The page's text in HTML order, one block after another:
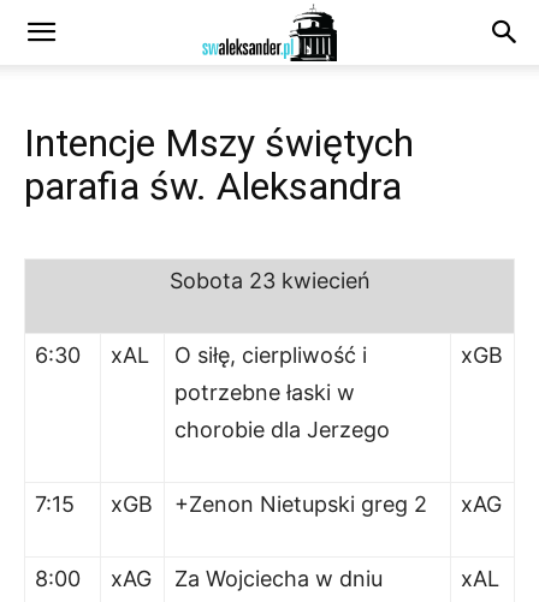
Intencje Mszy świętych
parafia św. Aleksandra
Sobota 23 kwiecień
6:30 xAL
O siłę, cierpliwość i
potrzebne łaski w
chorobie dla Jerzego
xGB
7:15 xGB +Zenon Nietupski greg 2 xAG
8:00 xAG
Za Wojciecha w dniu
xAL